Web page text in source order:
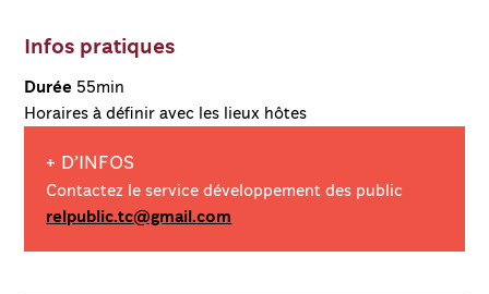
Infos pratiques
Durée 55min
Horaires à définir avec les lieux hôtes
+ D’INFOS
Contactez le service développement des public
relpublic.tc@gmail.com